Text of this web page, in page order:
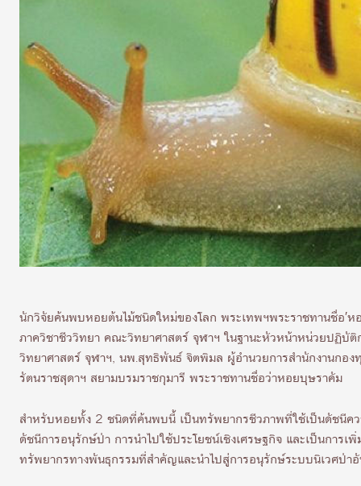
นักวิจัยค้นพบหอยต้นไม้ชนิดใหม่ของโลก พระเทพฯพระราชทานชื่อ
ภาควิชาชีววิทยา คณะวิทยาศาสตร์ จุฬาฯ ในฐานะหัวหน้าหน่วยปฏิ
วิทยาศาสตร์ จุฬาฯ, นพ.สุทธิพันธ์ จิตพิมล ผู้อำนวยการสำนักงานกอ
รัตนราชสุดาฯ สยามบรมราชกุมารี พระราชทานชื่อว่าหอยบุษราคัม
สำหรับหอยทั้ง 2 ชนิดที่ค้นพบนี้ เป็นทรัพยากรชีวภาพที่ใช้เป็นดัชนีค
ดัชนีการอนุรักษ์ป่า การนำไปใช้ประโยชน์เชิงเศรษฐกิจ และเป็นกา
ทรัพยากรทางพันธุกรรมที่สำคัญและนำไปสู่การอนุรักษ์ระบบนิเวศป่าอั